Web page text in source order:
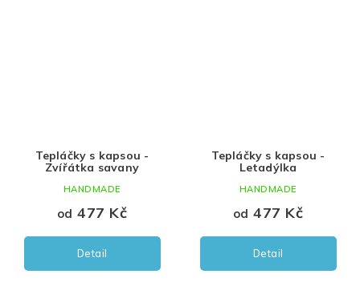
Tepláčky s kapsou -
Zvířátka savany
od 477 Kč
Detail
HANDMADE
Tepláčky s kapsou -
Letadýlka
od 477 Kč
Detail
HANDMADE